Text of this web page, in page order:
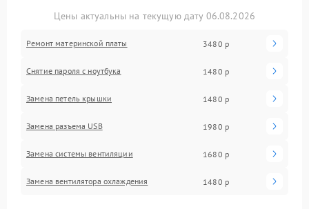
Цены актуальны на текущую дату 06.08.2026
Ремонт материнской платы 3480 р
Снятие пароля с ноутбука 1480 р
Замена петель крышки 1480 р
Замена разъема USB 1980 р
Замена системы вентиляции 1680 р
Замена вентилятора охлаждения 1480 р